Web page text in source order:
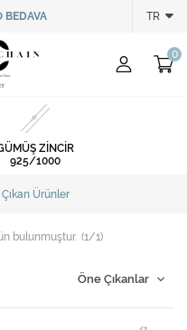
BEDAVA TR
ZİNCİR
925/1000
Ürünler
bulunmuştur. (1/1)